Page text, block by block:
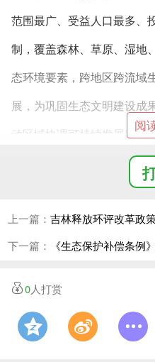
范围最广、受益人口最多、
制，覆盖森林、草原、湿地
态环境要素，跨地区跨流域
展，为巩固生态文明建设成
动区域协调可持续发展等发
我国生态保护补偿工作
律、行政法规中，有关内容
础性、综合性行政法规，发
阅
上一篇： 吉林释放环评改革政
下一篇：
《生态保护补偿条例
0人打赏